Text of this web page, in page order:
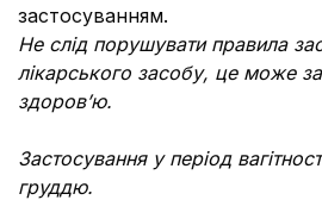
застосуванням.
Не слід порушувати правила
лікарського засобу, це може
здоров’ю.
Застосування у період
груддю.